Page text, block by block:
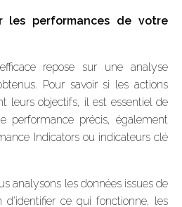
les performances de votre
repose sur une analyse
Pour savoir si les actions
leurs objectifs, il est essentiel de
performance précis, également
Indicators ou indicateurs clé
analysons les données issues de
d’identifier ce qui fonctionne, les